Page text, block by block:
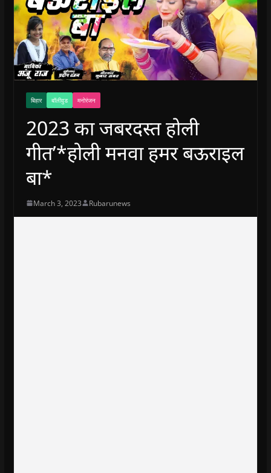
बिहार बॉलीवुड मनोरंजन
2023 का जबरदस्त होली
गीत’*होली मनवा हमर बऊराइल
बा*
March 3, 2023 Rubarunews